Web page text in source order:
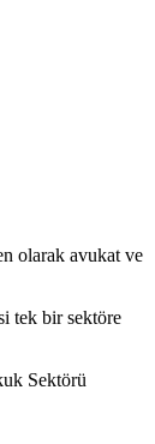
olarak avukat ve
tek bir sektöre
Sektörü